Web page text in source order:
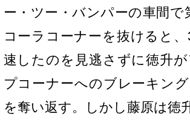
ー・ツー・バンパーの車間
コーラコーナーを抜けると
速したのを見逃さずに徳升
プコーナーへのブレーキン
を奪い返す。しかし藤原は徳